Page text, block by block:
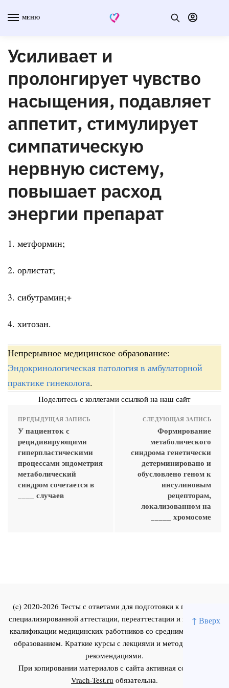
↑ Вверх
МЕНЮ
Усиливает и
пролонгирует чувство
насыщения, подавляет
аппетит, стимулирует
симпатическую
нервную систему,
повышает расход
энергии препарат
1. метформин;
2. орлистат;
3. сибутрамин;+
4. хитозан.
Непрерывное медицинское образование:
Эндокринологическая патология в амбулаторной
практике гинеколога.
Поделитесь с коллегами ссылкой на наш сайт
ПРЕДЫДУЩАЯ ЗАПИСЬ
У пациенток с
рецидивирующими
гиперпластическими
процессами эндометрия
метаболический
синдром сочетается в
____ случаев
СЛЕДУЮЩАЯ ЗАПИСЬ
Формирование
метаболического
синдрома генетически
детерминировано и
обусловлено геном к
инсулиновым
рецепторам,
локализованном на
_____ хромосоме
(c) 2020-2026 Тесты с ответами для подготовки к первичной
специализированной аттестации, переаттестации и повышения
квалификации медицинских работников со средним и высшим
образованием. Краткие курсы с лекциями и методическими
рекомендациями.
При копировании материалов с сайта активная ссылка на
Vrach-Test.ru обязательна.